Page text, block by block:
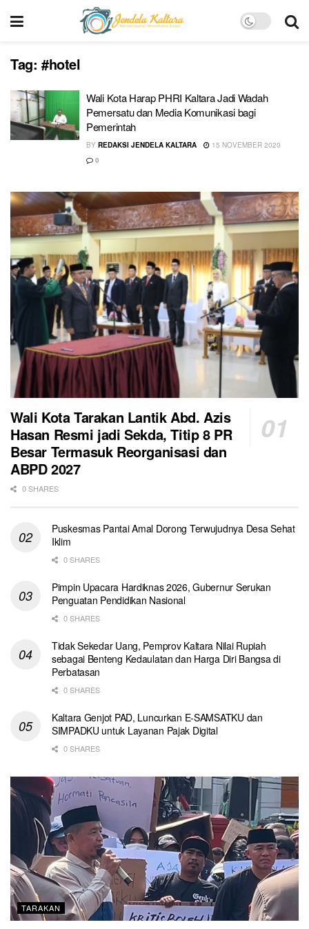
Tag: #hotel
Wali Kota Harap PHRI Kaltara Jadi Wadah
Pemersatu dan Media Komunikasi bagi
Pemerintah
BY REDAKSI JENDELA KALTARA
15 NOVEMBER 2020
0
Wali Kota Tarakan Lantik Abd. Azis
Hasan Resmi jadi Sekda, Titip 8 PR
Besar Termasuk Reorganisasi dan
ABPD 2027
0 SHARES
Puskesmas Pantai Amal Dorong Terwujudnya Desa Sehat
Iklim
0 SHARES
Pimpin Upacara Hardiknas 2026, Gubernur Serukan
Penguatan Pendidikan Nasional
0 SHARES
Tidak Sekedar Uang, Pemprov Kaltara Nilai Rupiah
sebagai Benteng Kedaulatan dan Harga Diri Bangsa di
Perbatasan
0 SHARES
Kaltara Genjot PAD, Luncurkan E-SAMSATKU dan
SIMPADKU untuk Layanan Pajak Digital
0 SHARES
TARAKAN